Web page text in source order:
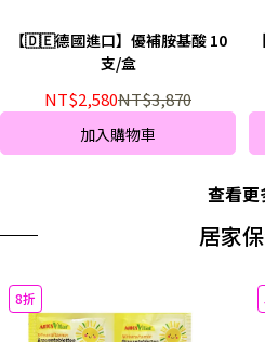
【🇩🇪德國進口】優補胺基酸 10
支/盒
NT$2,580NT$3,870
加入購物車
查看更
居家
8折